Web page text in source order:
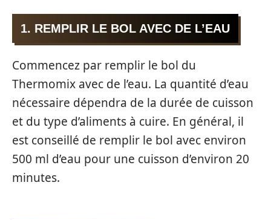
1. REMPLIR LE BOL AVEC DE L’EAU
Commencez par remplir le bol du
Thermomix avec de l’eau. La quantité d’eau
nécessaire dépendra de la durée de cuisson
et du type d’aliments à cuire. En général, il
est conseillé de remplir le bol avec environ
500 ml d’eau pour une cuisson d’environ 20
minutes.